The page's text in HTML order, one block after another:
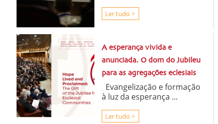
Ler tudo >
A esperança vivida e
anunciada. O dom do Jubileu
para as agregações eclesiais
Evangelização e formação
à luz da esperança ...
Ler tudo >